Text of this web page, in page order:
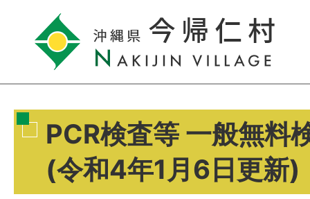
PCR検査等 一般無料
(令和4年1月6日更新)